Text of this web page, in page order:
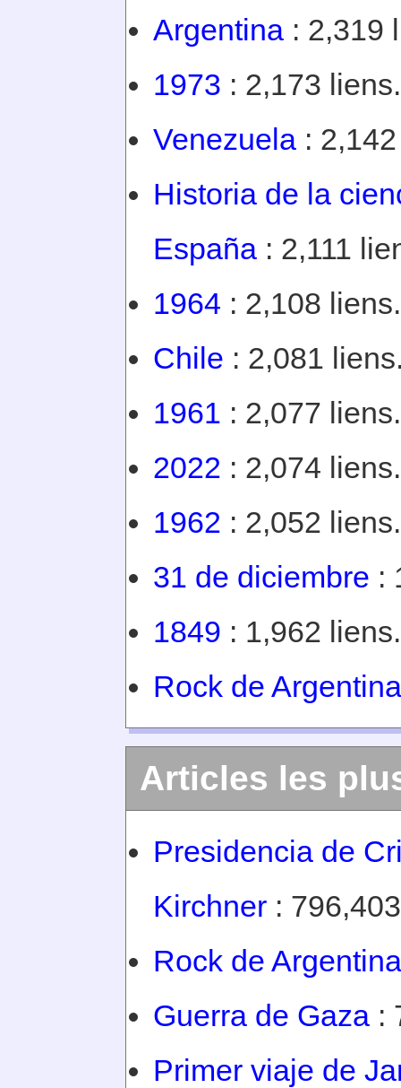
Argentina : 2,319
1973 : 2,173 liens.
Venezuela :
Historia de la
España : 2,111
1964 : 2,108 liens.
Chile : 2,081
1961 : 2,077 liens.
2022 : 2,074 liens.
1962 : 2,052 liens.
31 de diciembre :
1849 : 1,962 liens.
Rock de Argentina
Articles les
Presidencia de
Kirchner :
Rock de Argentina
Guerra de Gaza :
Primer viaje de